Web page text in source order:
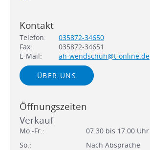
Kontakt
Telefon:
035872-34650
Fax:
035872-34651
E-Mail:
ah-wendschuh@t-online.de
ÜBER UNS
Öffnungszeiten
Verkauf
Mo.-Fr.:
07.30 bis 17.00 Uhr
So.:
Nach Absprache